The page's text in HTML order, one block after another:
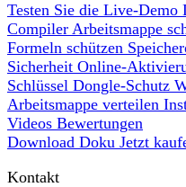
Testen Sie die Live-Demo
Compiler Arbeitsmappe
Formeln schützen
Sicherheit Online-
Schlüssel Dongle-Schutz
Arbeitsmappe verteilen
Videos Bewertungen
Download Doku Jetzt
Kontakt